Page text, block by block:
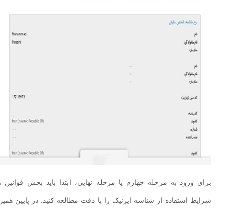
برای ورود به مرحله چهارم یا مرحله نهایی، ابتدا باید بخش قوانین و
شرایط استفاده از شناسه ایرنیک را با دقت مطالعه کنید. در پایین همین